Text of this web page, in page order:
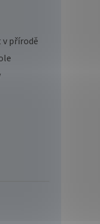
přírodě